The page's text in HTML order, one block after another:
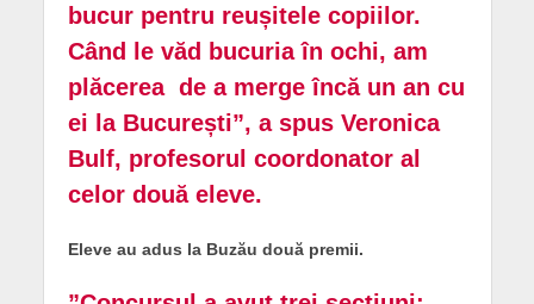
bucur pentru reușitele copiilor.
Când le văd bucuria în ochi, am
plăcerea de a merge încă un an cu
ei la București”, a spus Veronica
Bulf, profesorul coordonator al
celor două eleve.
Eleve au adus la Buzău două premii.